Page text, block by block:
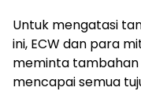
Untuk mengatasi
ini, ECW dan para
meminta tambahan
mencapai semua